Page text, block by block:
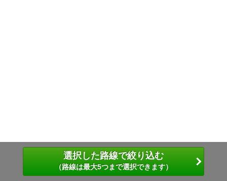
選択した路線で絞り込む
（路線は最大5つまで選択できます）